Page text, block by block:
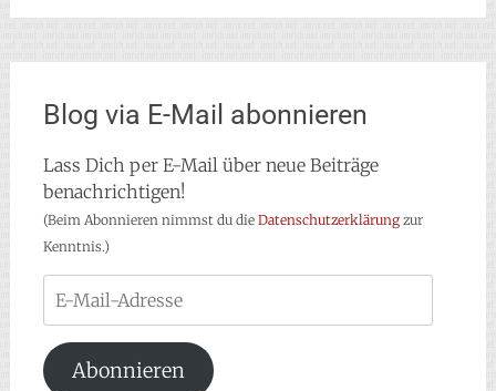
Blog via E-Mail abonnieren
Lass Dich per E-Mail über neue Beiträge
benachrichtigen!
(Beim Abonnieren nimmst du die Datenschutzerklärungzur
Kenntnis.)
Mail-
Adresse
Abonnieren